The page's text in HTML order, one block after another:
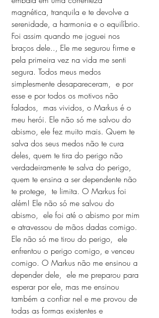
magnética, tranquila e te devolve a
serenidade, a harmonia e o equilíbrio.
Foi assim quando me joguei nos
braços dele.., Ele me segurou firme e
pela primeira vez na vida me senti
segura. Todos meus medos
simplesmente desapareceram,  e por
esse e por todos os motivos não
falados,  mas vividos, o Markus é o
meu herói. Ele não só me salvou do
abismo, ele fez muito mais. Quem te
salva dos seus medos não te cura
deles, quem te tira do perigo não
verdadeiramente te salva do perigo,
quem te ensina a ser dependente não
te protege,  te limita. O Markus foi
além! Ele não só me salvou do
abismo,  ele foi até o abismo por mim
e atravessou de mãos dadas comigo.
Ele não só me tirou do perigo, ️ ele
enfrentou o perigo comigo, e venceu
comigo. O Markus não me ensinou a
depender dele,  ele me preparou para
esperar por ele, mas me ensinou
também a confiar nel e me provou de
todas as formas existentes e